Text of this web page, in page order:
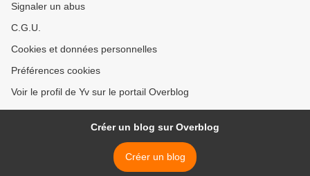
Signaler un abus
C.G.U.
Cookies et données personnelles
Préférences cookies
Voir le profil de Yv sur le portail Overblog
Créer un blog sur Overblog
Créer un blog